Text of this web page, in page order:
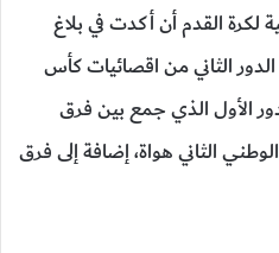
لكرة القدم أن أكدت في بلاغ
الثاني من اقصائيات كأس
الأول الذي جمع بين فرق
الثاني هواة، إضافة إلى فرق